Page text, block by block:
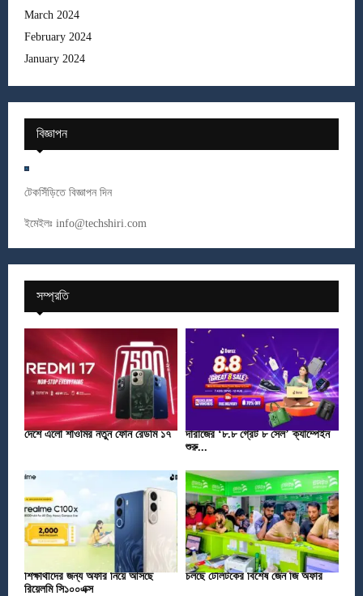
March 2024
February 2024
January 2024
বিজ্ঞাপন
টেকসিঁড়িতে বিজ্ঞাপন দিন
ইমেইলঃ info@techshiri.com
সম্প্রতি
দেশে এলো শাওমির নতুন ফোন রেডমি ১৭
দারাজের ‘৮.৮ গ্রেট ৮ সেল’ ক্যাম্পেইন
শুরু...
শিক্ষার্থীদের জন্য অফার নিয়ে আসছে
রিয়েলমি সি১০০এক্স
চলছে টেলিটকের বিশেষ জেন জি অফার